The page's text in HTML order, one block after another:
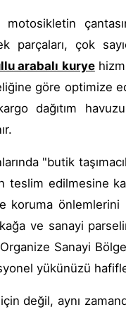
parçaları, çok
arabalı kurye
göre optimize
dağıtım
"butik
teslim edilmesine
önlemlerini
ve sanayi
Sanayi
yükünüzü
değil, aynı